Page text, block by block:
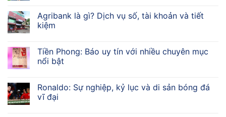
Agribank là gì? Dịch vụ số, tài khoản và tiết
kiệm
Tiền Phong: Báo uy tín với nhiều chuyên mục
nổi bật
Ronaldo: Sự nghiệp, kỷ lục và di sản bóng đá
vĩ đại